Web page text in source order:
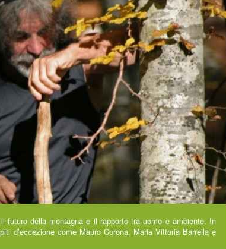
della montagna e il rapporto tra uomo e ambiente. In
d’eccezione come Mauro Corona, Maria Vittoria Barrella e